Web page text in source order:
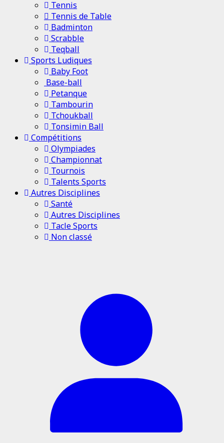
Tennis
Tennis de Table
Badminton
Scrabble
Teqball
Sports Ludiques
Baby Foot
Base-ball
Petanque
Tambourin
Tchoukball
Tonsimin Ball
Compétitions
Olympiades
Championnat
Tournois
Talents Sports
Autres Disciplines
Santé
Autres Disciplines
Tacle Sports
Non classé